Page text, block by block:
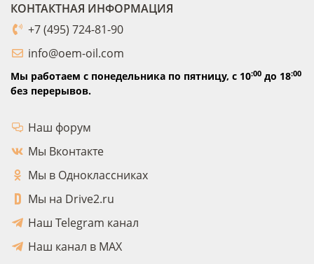
КОНТАКТНАЯ ИНФОРМАЦИЯ
+7 (495) 724-81-90
info@oem-oil.com
Мы работаем с понедельника по пятницу, с 10:00 до 18:00
без перерывов.
Наш форум
Мы Вконтакте
Мы в Одноклассниках
Мы на Drive2.ru
Наш Telegram канал
Наш канал в MAX